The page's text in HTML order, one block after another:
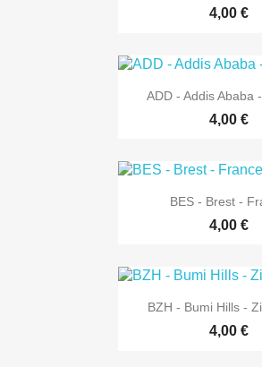
4,00 €
 Aperçu
ADD - Addis Ababa
4,00 €
 Aperçu
BES - Brest -
4,00 €
 Aperçu
BZH - Bumi Hills -
4,00 €